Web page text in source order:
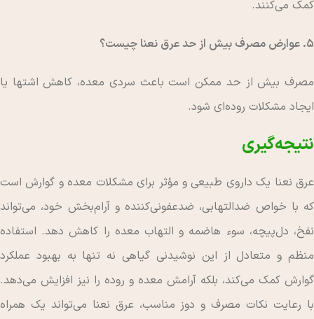
کمک می‌کنند.
۵. عوارض مصرف بیش از حد عرق نعنا چیست؟
مصرف بیش از حد ممکن است باعث سردی معده، کاهش اشتها یا
ایجاد مشکلات روده‌ای شود.
نتیجه‌گیری
عرق نعنا یک داروی طبیعی و مؤثر برای مشکلات معده و گوارش است
که با خواص ضدالتهابی، ضدعفونی‌کننده و آرام‌بخش خود، می‌تواند
نفخ، دل‌پیچه، سوء هاضمه و التهاب معده را کاهش دهد. استفاده
منظم و متعادل از این نوشیدنی گیاهی نه تنها به بهبود عملکرد
گوارش کمک می‌کند، بلکه آرامش معده و روده را نیز افزایش می‌دهد.
با رعایت نکات مصرف و دوز مناسب، عرق نعنا می‌تواند یک همراه